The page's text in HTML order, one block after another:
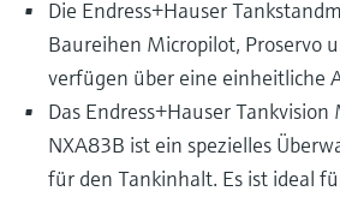
Die Endress+Hauser
Baureihen Micropilot, Proservo
verfügen über eine einheitliche
Das Endress+Hauser Tankvision
NXA83B ist ein spezielles
für den Tankinhalt. Es ist ideal